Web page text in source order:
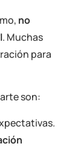
no
. Muchas
para
son: